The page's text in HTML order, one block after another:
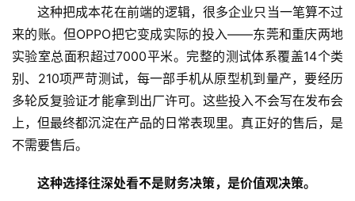
这种把成本花在前端的逻辑，很多企业只当一笔算不过
来的账。但OPPO把它变成实际的投入——东莞和重庆两地
实验室总面积超过7000平米。完整的测试体系覆盖14个类
别、210项严苛测试，每一部手机从原型机到量产，要经历
多轮反复验证才能拿到出厂许可。这些投入不会写在发布会
上，但最终都沉淀在产品的日常表现里。真正好的售后，是
不需要售后。
这种选择往深处看不是财务决策，是价值观决策。